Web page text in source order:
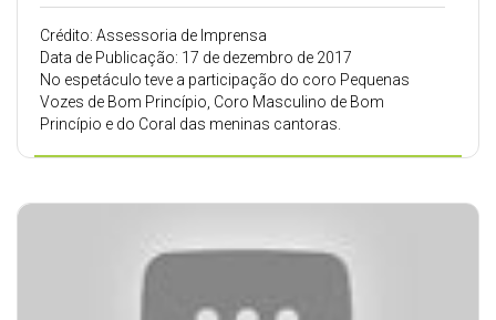
Crédito: Assessoria de Imprensa
Data de Publicação: 17 de dezembro de 2017
No espetáculo teve a participação do coro Pequenas
Vozes de Bom Princípio, Coro Masculino de Bom
Princípio e do Coral das meninas cantoras.